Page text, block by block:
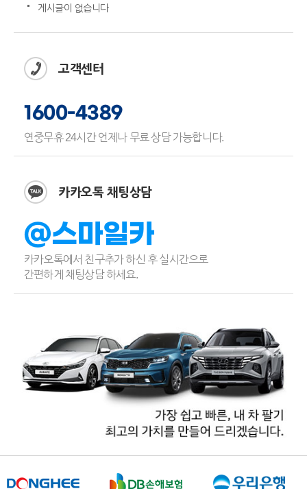
게시글이 없습니다
고객센터
1600-4389
연중무휴 24시간 언제나 무료 상담 가능합니다.
카카오톡 채팅상담
@스마일카
카카오톡에서 친구추가 하신 후 실시간으로
간편하게 채팅상담 하세요.